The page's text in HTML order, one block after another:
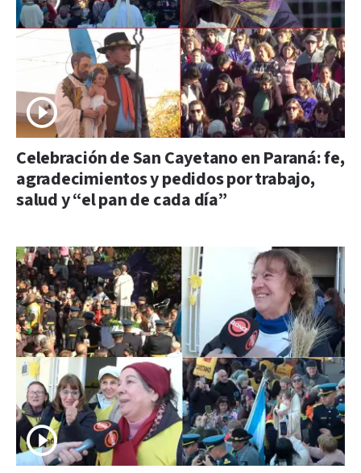
Celebración de San Cayetano en Paraná: fe,
agradecimientos y pedidos por trabajo,
salud y “el pan de cada día”